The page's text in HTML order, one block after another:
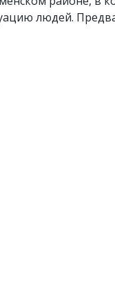
людей.